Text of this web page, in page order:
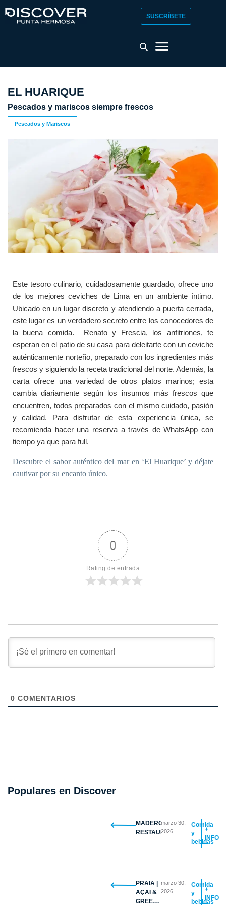
SUSCRÍBETE
EL HUARIQUE
Pescados y mariscos siempre frescos
Pescados y Mariscos
Este tesoro culinario, cuidadosamente guardado, ofrece uno
de los mejores ceviches de Lima en un ambiente íntimo.
Ubicado en un lugar discreto y atendiendo a puerta cerrada,
este lugar es un verdadero secreto entre los conocedores de
la buena comida. Renato y Frescia, los anfitriones, te
esperan en el patio de su casa para deleitarte con un ceviche
auténticamente norteño, preparado con los ingredientes más
frescos y siguiendo la receta tradicional del norte. Además, la
carta ofrece una variedad de otros platos marinos; esta
cambia diariamente según los insumos más frescos que
encuentren, todos preparados con el mismo cuidado, pasión
y calidad. Para disfrutar de esta experiencia única, se
recomienda hacer una reserva a través de WhatsApp con
tiempo ya que para full.
Descubre el sabor auténtico del mar en ‘El Huarique’ y déjate
cautivar por su encanto único.
0
Rating de entrada
0 COMENTARIOS
Populares en Discover
MADERO
RESTAURANTE
marzo 30,
2026
Comida
y
bebidas
+
INFO
PRAIA |
AÇAI &
GREEK
marzo 30,
2026
Comida
y
bebidas
+
INFO